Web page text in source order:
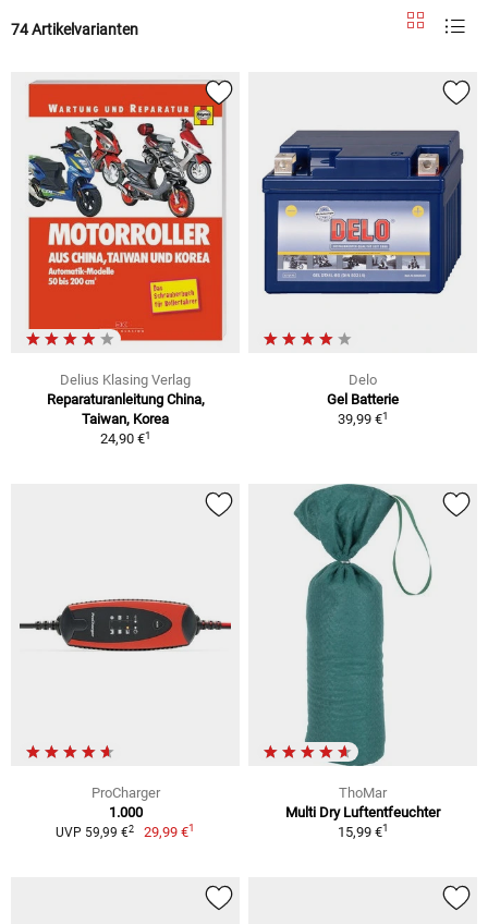
74 Artikelvarianten
Delius Klasing Verlag
Reparaturanleitung China,
Taiwan, Korea
24,90 €1
Delo
Gel Batterie
39,99 €1
ProCharger
1.000
UVP 59,99 €2 29,99 €1
ThoMar
Multi Dry Luftentfeuchter
15,99 €1